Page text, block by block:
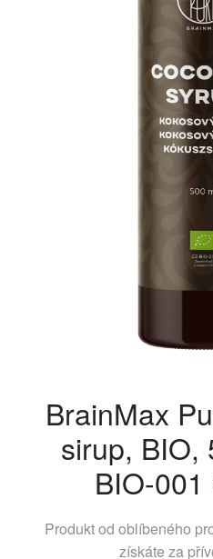
BrainMax
sirup, BIO,
BIO-
Produkt od oblíbeného
získáte za